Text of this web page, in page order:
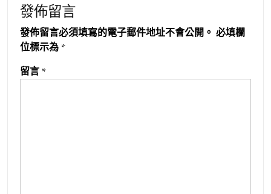
發佈留言
發佈留言必須填寫的電子郵件地址不會公開。 必填欄
位標示為 *
留言 *